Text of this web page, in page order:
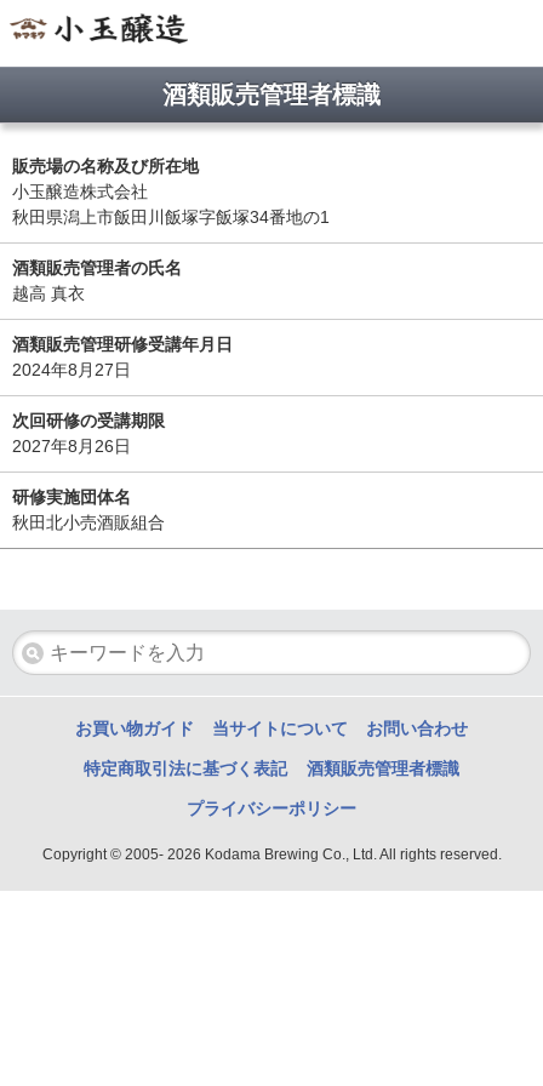
酒類販売管理者標識
販売場の名称及び所在地
小玉醸造株式会社
秋田県潟上市飯田川飯塚字飯塚34番地の1
酒類販売管理者の氏名
越高 真衣
酒類販売管理研修受講年月日
2024年8月27日
次回研修の受講期限
2027年8月26日
研修実施団体名
秋田北小売酒販組合
お買い物ガイド 当サイトについて お問い合わせ
特定商取引法に基づく表記 酒類販売管理者標識
プライバシーポリシー
Copyright © 2005- 2026 Kodama Brewing Co., Ltd. All rights reserved.